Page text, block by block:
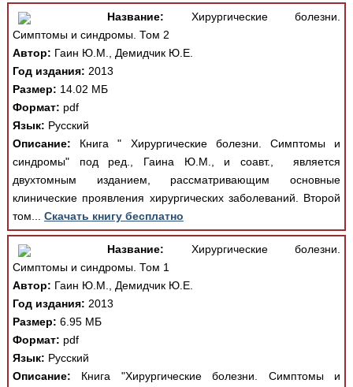
Название: Хирургические болезни.
Симптомы и синдромы. Том 2
Автор: Гаин Ю.М., Демидчик Ю.Е.
Год издания: 2013
Размер: 14.02 МБ
Формат: pdf
Язык: Русский
Описание: Книга " Хирургические болезни. Симптомы и
синдромы" под ред., Гаина Ю.М., и соавт., является
двухтомным изданием, рассматривающим основные
клинические проявления хирургических заболеваний. Второй
том... Скачать книгу бесплатно
Название: Хирургические болезни.
Симптомы и синдромы. Том 1
Автор: Гаин Ю.М., Демидчик Ю.Е.
Год издания: 2013
Размер: 6.95 МБ
Формат: pdf
Язык: Русский
Описание: Книга "Хирургические болезни. Симптомы и